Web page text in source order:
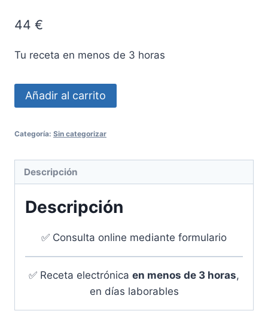
44 €
Tu receta en menos de 3 horas
Añadir al carrito
Categoría: Sin categorizar
Descripción
Descripción
✅ Consulta online mediante formulario
✅ Receta electrónica en menos de 3 horas,
en días laborables